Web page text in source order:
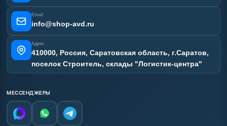
Email
info@shop-avd.ru
Адрес
410000, Россия, Саратовская область, г.Саратов,
поселок Строитель, склады "Логистик-центра"
МЕССЕНДЖЕРЫ